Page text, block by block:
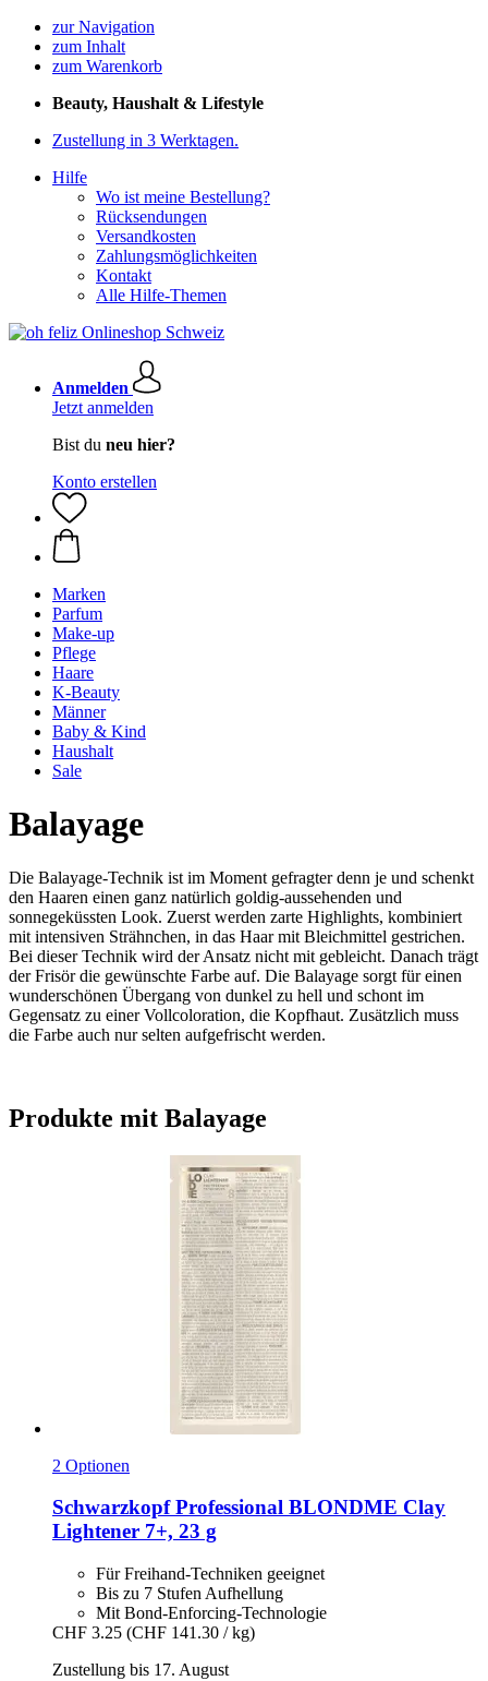
zur Navigation
zum Inhalt
zum Warenkorb
Beauty, Haushalt & Lifestyle
Zustellung in 3 Werktagen.
Hilfe
Wo ist meine Bestellung?
Rücksendungen
Versandkosten
Zahlungsmöglichkeiten
Kontakt
Alle Hilfe-Themen
Anmelden
Jetzt anmelden
Bist du neu hier?
Konto erstellen
Marken
Parfum
Make-up
Pflege
Haare
K-Beauty
Männer
Baby & Kind
Haushalt
Sale
Balayage
Die Balayage-Technik ist im Moment gefragter denn je und schenkt
den Haaren einen ganz natürlich goldig-aussehenden und
sonnegeküssten Look. Zuerst werden zarte Highlights, kombiniert
mit intensiven Strähnchen, in das Haar mit Bleichmittel gestrichen.
Bei dieser Technik wird der Ansatz nicht mit gebleicht. Danach trägt
der Frisör die gewünschte Farbe auf. Die Balayage sorgt für einen
wunderschönen Übergang von dunkel zu hell und schont im
Gegensatz zu einer Vollcoloration, die Kopfhaut. Zusätzlich muss
die Farbe auch nur selten aufgefrischt werden.
Produkte mit Balayage
2 Optionen
Schwarzkopf Professional BLONDME Clay
Lightener 7+, 23 g
Für Freihand-Techniken geeignet
Bis zu 7 Stufen Aufhellung
Mit Bond-Enforcing-Technologie
CHF 3.25 (CHF 141.30 / kg)
Zustellung bis 17. August